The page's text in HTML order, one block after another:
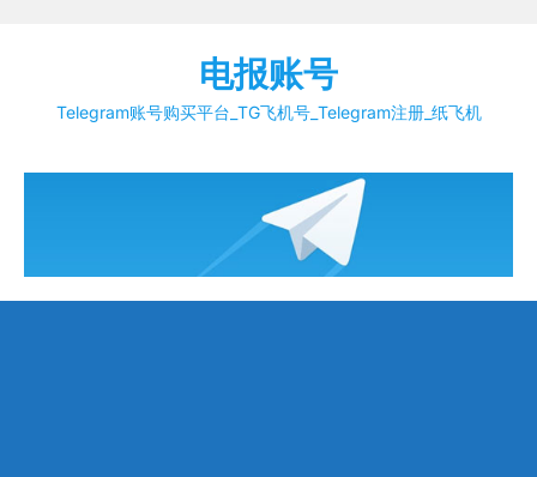
电报账号
Telegram账号购买平台_TG飞机号_Telegram注册_纸飞机